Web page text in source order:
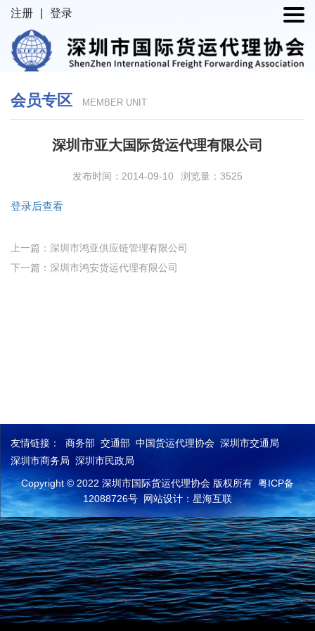
注册 登录
会员专区 MEMBER UNIT
深圳市亚大国际货运代理有限公司
发布时间：2014-09-10 浏览量：3525
登录后查看
上一篇：深圳市鸿亚供应链管理有限公司
下一篇：深圳市鸿安货运代理有限公司
友情链接： 商务部 交通部 中国货运代理协会 深圳市交通局
深圳市商务局 深圳市民政局
Copyright © 2022 深圳市国际货运代理协会 版权所有 粤ICP备
12088726号 网站设计：星海互联